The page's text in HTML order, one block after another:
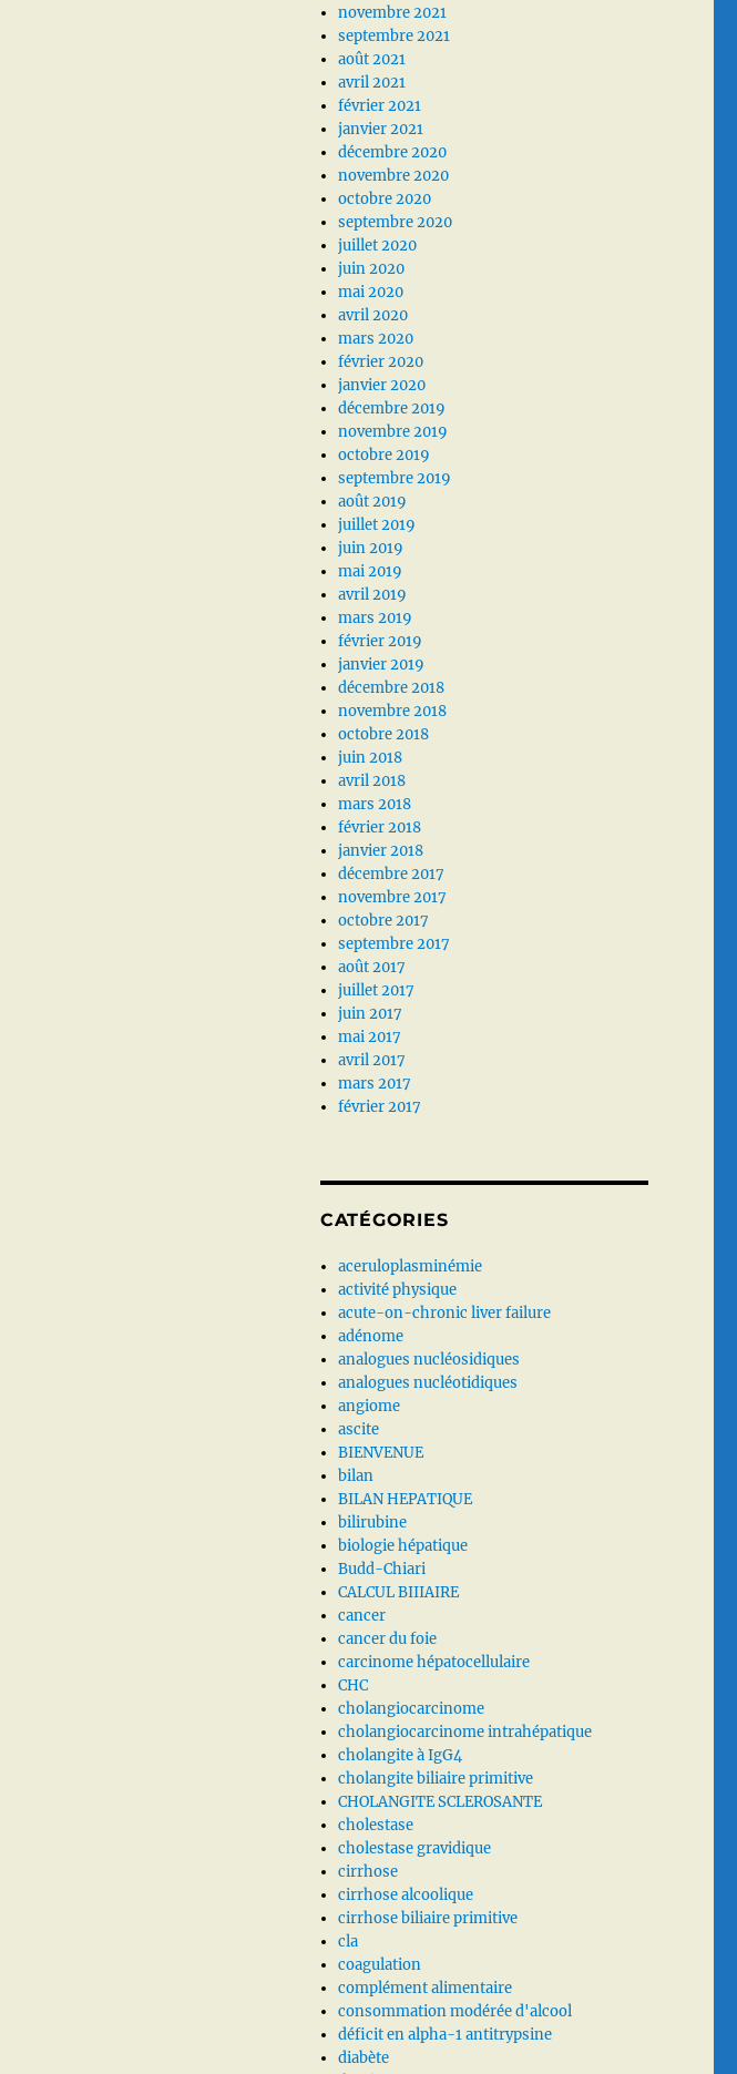
novembre 2021
septembre 2021
août 2021
avril 2021
février 2021
janvier 2021
décembre 2020
novembre 2020
octobre 2020
septembre 2020
juillet 2020
juin 2020
mai 2020
avril 2020
mars 2020
février 2020
janvier 2020
décembre 2019
novembre 2019
octobre 2019
septembre 2019
août 2019
juillet 2019
juin 2019
mai 2019
avril 2019
mars 2019
février 2019
janvier 2019
décembre 2018
novembre 2018
octobre 2018
juin 2018
avril 2018
mars 2018
février 2018
janvier 2018
décembre 2017
novembre 2017
octobre 2017
septembre 2017
août 2017
juillet 2017
juin 2017
mai 2017
avril 2017
mars 2017
février 2017
CATÉGORIES
aceruloplasminémie
activité physique
acute-on-chronic liver failure
adénome
analogues nucléosidiques
analogues nucléotidiques
angiome
ascite
BIENVENUE
bilan
BILAN HEPATIQUE
bilirubine
biologie hépatique
Budd-Chiari
CALCUL BIIIAIRE
cancer
cancer du foie
carcinome hépatocellulaire
CHC
cholangiocarcinome
cholangiocarcinome intrahépatique
cholangite à IgG4
cholangite biliaire primitive
CHOLANGITE SCLEROSANTE
cholestase
cholestase gravidique
cirrhose
cirrhose alcoolique
cirrhose biliaire primitive
cla
coagulation
complément alimentaire
consommation modérée d'alcool
déficit en alpha-1 antitrypsine
diabète